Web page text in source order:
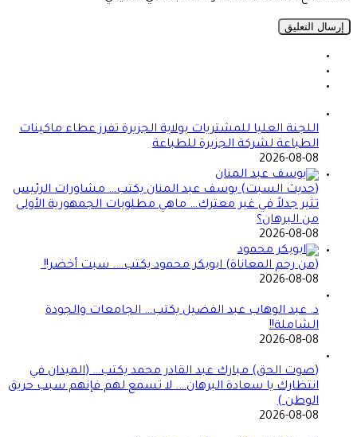
اللجنة العليا للمشتريات بولاية الجزيرة تفرز عطاء ماكينات
الطباعة لشركة الجزيرة للطباعة
2026-08-08
(حديث السبت) يوسف عبد المنان يكتب… مشاورات الرئيس
تثير جدلاً في غير معترك… ماهي مطلوبات الجمهورية الأولى
من البرهان؟
2026-08-08
(من رحم المعاناة) ابوبكر محمود يكتب…. سبت أخضر!!
2026-08-08
د. عبد الوهاب عبد الفضيل يكتب… الجامعات والجودة
الشاملة!!
2026-08-08
(صوت الحق) مبارك عبد القادر محمد يكتب… (الميدان في
انتظارك يا سعادة البرهان…. لا تسمع لهم فإنهم سبب حريق
الوطن )
2026-08-08